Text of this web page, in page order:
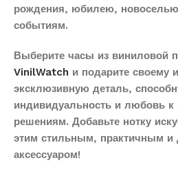
рождения, юбилею,
событиям.
Выберите часы из виниловой
VinilWatch и подарите своему
эксклюзивную деталь,
индивидуальность и любовь к
решениям. Добавьте нотку
этим стильным, практичным и
аксессуаром!